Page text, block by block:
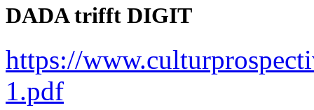
DADA trifft DIGIT
https://
1.pdf